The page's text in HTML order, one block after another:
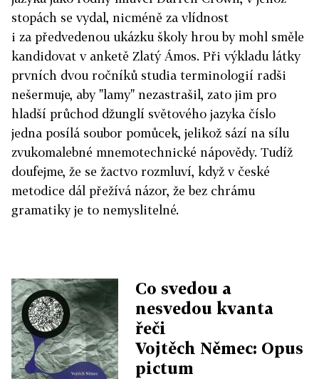
stopách se vydal, nicméně za vlídnost
i za předvedenou ukázku školy hrou by mohl směle
kandidovat v anketě Zlatý Ámos. Při výkladu látky
prvních dvou ročníků studia terminologií radši
nešermuje, aby "lamy" nezastrašil, zato jim pro
hladší průchod džunglí světového jazyka číslo
jedna posílá soubor pomůcek, jelikož sází na sílu
zvukomalebné mnemotechnické nápovědy. Tudíž
doufejme, že se žactvo rozmluví, když v české
metodice dál přežívá názor, že bez chrámu
gramatiky je to nemyslitelné.
Co svedou a
nesvedou kvanta
řeči
Vojtěch Němec: Opus
pictum